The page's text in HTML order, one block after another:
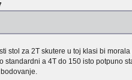
stol za 2T skutere u toj klasi bi
standardni a 4T do 150 isto